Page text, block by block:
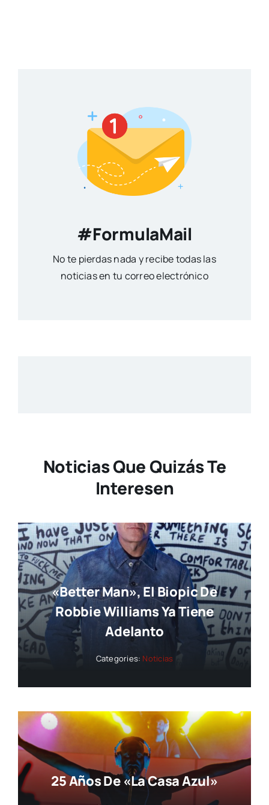
#FormulaMail
No te pierdas nada y recibe todas las
noticias en tu correo electrónico
Noticias Que Quizás Te
Interesen
«Better Man», El Biopic De
Robbie Williams Ya Tiene
Adelanto
Categories: Noticias
25 Años De «La Casa Azul»